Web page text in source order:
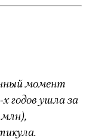
момент
годов ушла за